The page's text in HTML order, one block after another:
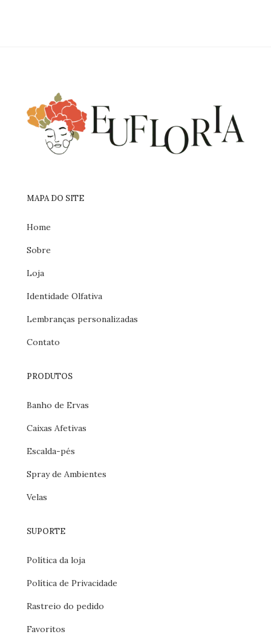
MAPA DO SITE
Home
Sobre
Loja
Identidade Olfativa
Lembranças personalizadas
Contato
PRODUTOS
Banho de Ervas
Caixas Afetivas
Escalda-pés
Spray de Ambientes
Velas
SUPORTE
Política da loja
Política de Privacidade
Rastreio do pedido
Favoritos